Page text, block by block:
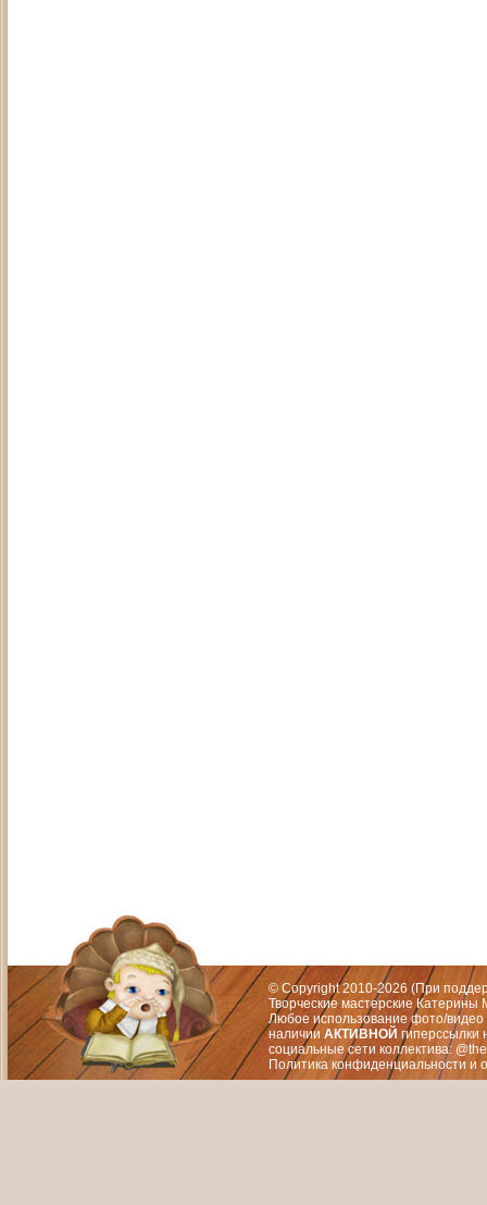
© Copyright 2010-2026 (При
Творческие мастерские
Любое использование фото/видео
наличии АКТИВНОЙ гиперссылки
социальные сети коллектива:
Политика конфиденциальности и